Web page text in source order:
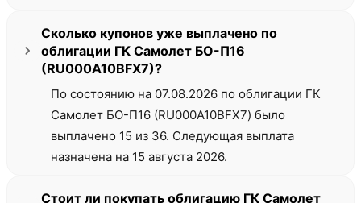
Сколько купонов уже выплачено по
облигации ГК Самолет БО-П16
(RU000A10BFX7)?
По состоянию на 07.08.2026 по облигации ГК
Самолет БО-П16 (RU000A10BFX7) было
выплачено 15 из 36. Следующая выплата
назначена на 15 августа 2026.
Стоит ли покупать облигацию ГК Самолет